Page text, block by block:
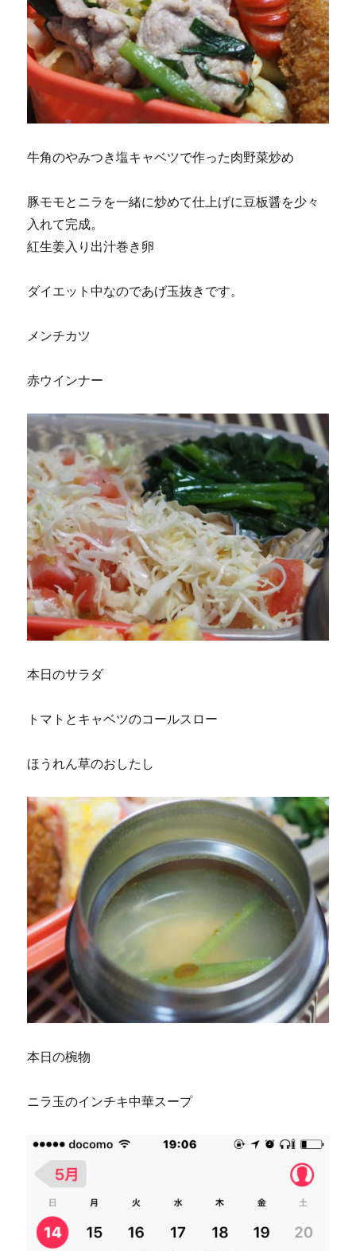
牛角のやみつき塩キャベツで作った肉野菜炒め
豚モモとニラを一緒に炒めて仕上げに豆板醤を少々
入れて完成。
紅生姜入り出汁巻き卵
ダイエット中なのであげ玉抜きです。
メンチカツ
赤ウインナー
本日のサラダ
トマトとキャベツのコールスロー
ほうれん草のおしたし
本日の椀物
ニラ玉のインチキ中華スープ